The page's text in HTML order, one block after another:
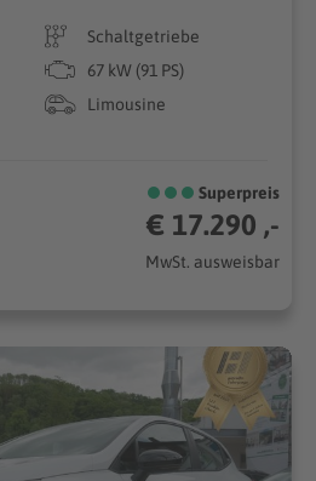
Schaltgetriebe
67 kW (91 PS)
Limousine
Superpreis
€ 17.290 ,-
MwSt. ausweisbar